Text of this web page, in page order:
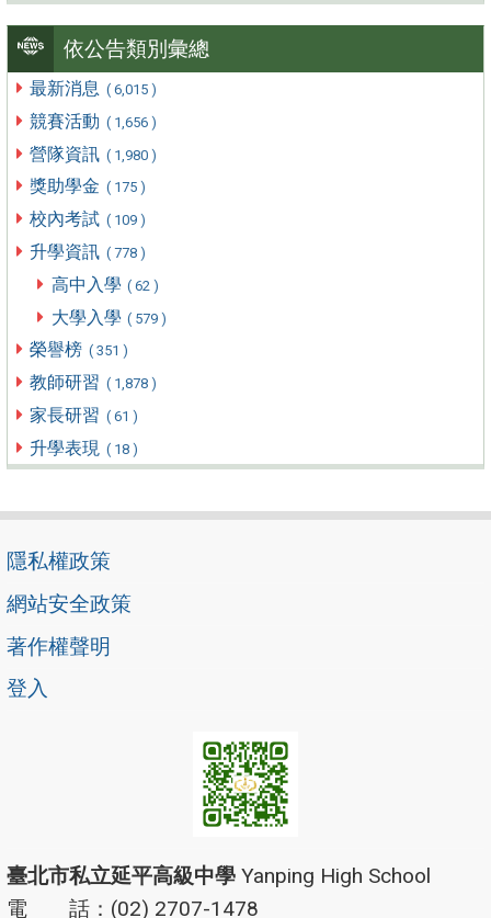
依公告類別彙總
最新消息 ( 6,015 )
競賽活動 ( 1,656 )
營隊資訊 ( 1,980 )
獎助學金 ( 175 )
校內考試 ( 109 )
升學資訊 ( 778 )
高中入學 ( 62 )
大學入學 ( 579 )
榮譽榜 ( 351 )
教師研習 ( 1,878 )
家長研習 ( 61 )
升學表現 ( 18 )
隱私權政策
網站安全政策
著作權聲明
登入
臺北市私立延平高級中學 Yanping High School
電 話：(02) 2707-1478